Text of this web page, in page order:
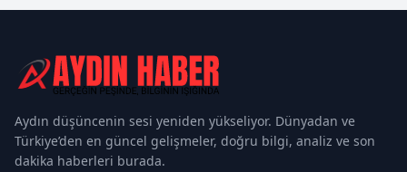
Aydın düşüncenin sesi yeniden yükseliyor. Dünyadan ve
Türkiye’den en güncel gelişmeler, doğru bilgi, analiz ve son
dakika haberleri burada.